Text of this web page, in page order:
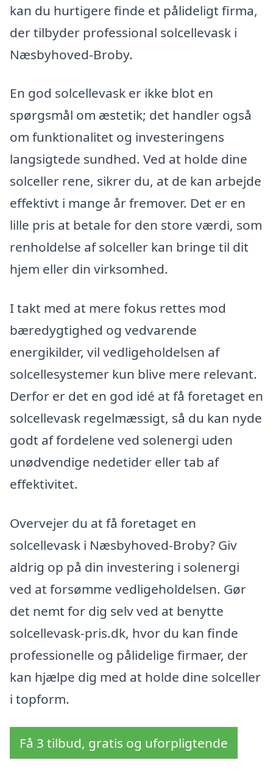
kan du hurtigere finde et pålideligt firma,
der tilbyder professional solcellevask i
Næsbyhoved-Broby.
En god solcellevask er ikke blot en
spørgsmål om æstetik; det handler også
om funktionalitet og investeringens
langsigtede sundhed. Ved at holde dine
solceller rene, sikrer du, at de kan arbejde
effektivt i mange år fremover. Det er en
lille pris at betale for den store værdi, som
renholdelse af solceller kan bringe til dit
hjem eller din virksomhed.
I takt med at mere fokus rettes mod
bæredygtighed og vedvarende
energikilder, vil vedligeholdelsen af
solcellesystemer kun blive mere relevant.
Derfor er det en god idé at få foretaget en
solcellevask regelmæssigt, så du kan nyde
godt af fordelene ved solenergi uden
unødvendige nedetider eller tab af
effektivitet.
Overvejer du at få foretaget en
solcellevask i Næsbyhoved-Broby? Giv
aldrig op på din investering i solenergi
ved at forsømme vedligeholdelsen. Gør
det nemt for dig selv ved at benytte
solcellevask-pris.dk, hvor du kan finde
professionelle og pålidelige firmaer, der
kan hjælpe dig med at holde dine solceller
i topform.
Få 3 tilbud, gratis og uforpligtende